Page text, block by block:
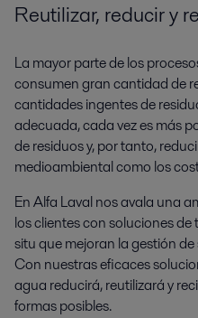
Reutilizar, reducir y
La mayor parte de los
consumen gran cantidad de
cantidades ingentes de
adecuada, cada vez es más
de residuos y, por tanto,
medioambiental como los
En Alfa Laval nos avala una
los clientes con soluciones
situ que mejoran la gestión
Con nuestras eficaces
agua reducirá, reutilizará y
formas posibles.